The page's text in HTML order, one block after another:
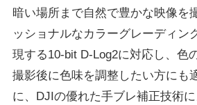
暗い場所まで自然で豊かな映像を
ッショナルなカラーグレーディン
現する10-bit D-Log2に対応し、色
撮影後に色味を調整したい方にも
に、DJIの優れた手ブレ補正技術